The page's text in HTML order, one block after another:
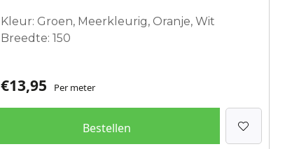
Kleur: Groen, Meerkleurig, Oranje, Wit
Breedte: 150
€13,95 Per meter
Bestellen